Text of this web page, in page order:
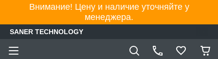
Внимание! Цену и наличие уточняйте у
менеджера.
SANER TECHNOLOGY